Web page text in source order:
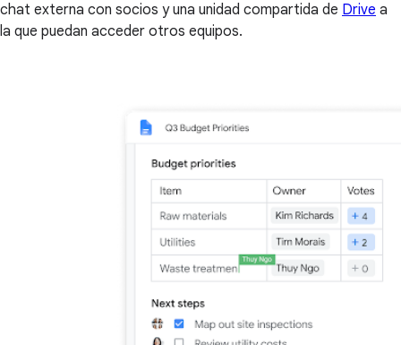
chat externa con socios y una unidad compartida de Drive a
la que puedan acceder otros equipos.